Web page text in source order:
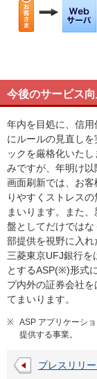
今後のサービス
年内を目処に、信
にルールの見直し
ックを厳格化いた
みですが、年明け
画面刷新では、お
りやすくストレス
まいります。また
盤としてだけでは
部提供を視野に入れ
三菱東京UFJ銀行を
とするASP(※)形式
プ内外の証券会社
てまいります。
※ ASP アプリケーシ
提供する事業。
プレスリリ